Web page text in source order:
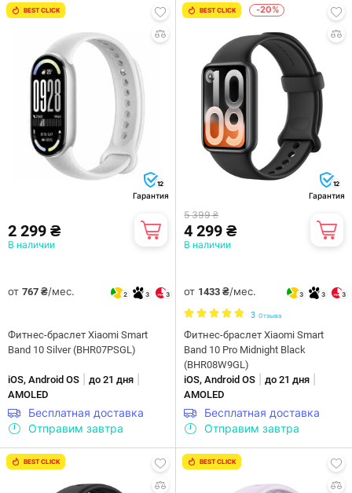
BEST CLICK
12
Гарантия
2 299 ₴
В наличии
от 767 ₴/мес. 2 3 3
Фитнес-браслет Xiaomi Smart
Band 10 Silver (BHR07PSGL)
iOS, Android OS до 21 дня
AMOLED
Бесплатная доставка
Отправим завтра
BEST CLICK -20%
12
Гарантия
5 399 ₴
4 299 ₴
В наличии
от 1433 ₴/мес. 3 3 3
3 Отзыва
Фитнес-браслет Xiaomi Smart
Band 10 Pro Midnight Black
(BHR08W9GL)
iOS, Android OS
до 21 дня
AMOLED
Бесплатная доставка
Отправим завтра
BEST CLICK BEST CLICK